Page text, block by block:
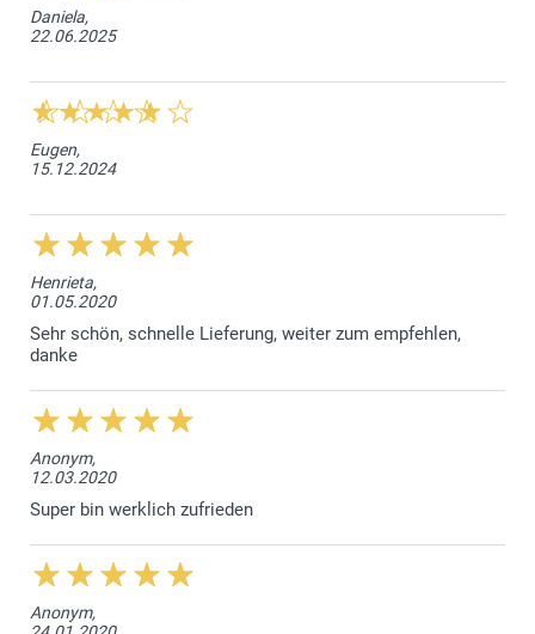
Daniela,
22.06.2025
Eugen,
15.12.2024
Henrieta,
01.05.2020
Sehr schön, schnelle Lieferung, weiter zum empfehlen,
danke
Anonym,
12.03.2020
Super bin werklich zufrieden
Anonym,